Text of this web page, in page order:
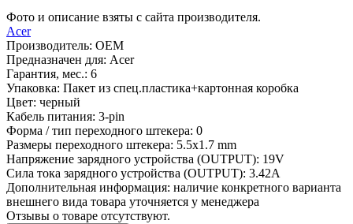
Фото и описание взяты с сайта производителя.
Acer
Производитель: OEM
Предназначен для: Acer
Гарантия, мес.: 6
Упаковка: Пакет из спец.пластика+картонная коробка
Цвет: черный
Кабель питания: 3-pin
Форма / тип переходного штекера: 0
Размеры переходного штекера: 5.5x1.7 mm
Напряжение зарядного устройства (OUTPUT): 19V
Сила тока зарядного устройства (OUTPUT): 3.42A
Дополнительная информация: наличие конкретного варианта
внешнего вида товара уточняется у менеджера
Отзывы о товаре отсутствуют.